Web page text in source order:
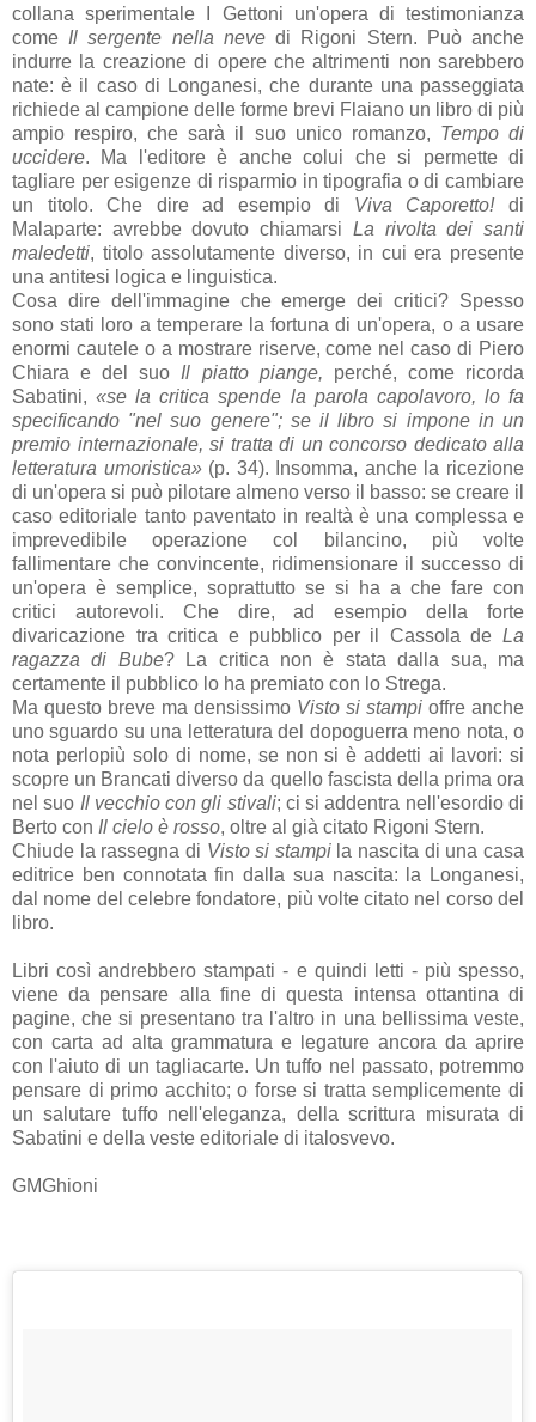
collana sperimentale I Gettoni un'opera di testimonianza
come Il sergente nella nevedi Rigoni Stern. Può anche
indurre la creazione di opere che altrimenti non sarebbero
nate: è il caso di Longanesi, che durante una passeggiata
richiede al campione delle forme brevi Flaiano un libro di più
ampio respiro, che sarà il suo unico romanzo, Tempo di
uccidere. Ma l'editore è anche colui che si permette di
tagliare per esigenze di risparmio in tipografia o di cambiare
un titolo. Che dire ad esempio di Viva Caporetto!di
Malaparte: avrebbe dovuto chiamarsi La rivolta dei santi
maledetti, titolo assolutamente diverso, in cui era presente
una antitesi logica e linguistica.
Cosa dire dell'immagine che emerge dei critici? Spesso
sono stati loro a temperare la fortuna di un'opera, o a usare
enormi cautele o a mostrare riserve, come nel caso di Piero
Chiara e del suo Il piatto piange, perché, come ricorda
Sabatini,«se la critica spende la parola capolavoro, lo fa
specificando "nel suo genere"; se il libro si impone in un
premio internazionale, si tratta di un concorso dedicato alla
letteratura umoristica»(p. 34). Insomma, anche la ricezione
di un'opera si può pilotare almeno verso il basso: se creare il
caso editoriale tanto paventato in realtà è una complessa e
imprevedibile operazione col bilancino, più volte
fallimentare che convincente, ridimensionare il successo di
un'opera è semplice, soprattutto se si ha a che fare con
critici autorevoli. Che dire, ad esempio della forte
divaricazione tra critica e pubblico per il Cassola de La
ragazza di Bube? La critica non è stata dalla sua, ma
certamente il pubblico lo ha premiato con lo Strega.
Ma questo breve ma densissimo Visto si stampi offre anche
uno sguardo su una letteratura del dopoguerra meno nota, o
nota perlopiù solo di nome, se non si è addetti ai lavori: si
scopre un Brancati diverso da quello fascista della prima ora
nel suo Il vecchio con gli stivali; ci si addentra nell'esordio di
Berto con Il cielo è rosso, oltre al già citato Rigoni Stern.
Chiude la rassegna di Visto si stampila nascita di una casa
editrice ben connotata fin dalla sua nascita: la Longanesi,
dal nome del celebre fondatore, più volte citato nel corso del
libro.
Libri così andrebbero stampati - e quindi letti - più spesso,
viene da pensare alla fine di questa intensa ottantina di
pagine, che si presentano tra l'altro in una bellissima veste,
con carta ad alta grammatura e legature ancora da aprire
con l'aiuto di un tagliacarte. Un tuffo nel passato, potremmo
pensare di primo acchito; o forse si tratta semplicemente di
un salutare tuffo nell'eleganza, della scrittura misurata di
Sabatini e della veste editoriale di italosvevo.
GMGhioni